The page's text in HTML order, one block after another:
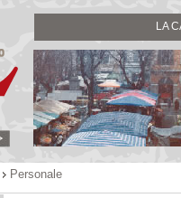
LA
Personale